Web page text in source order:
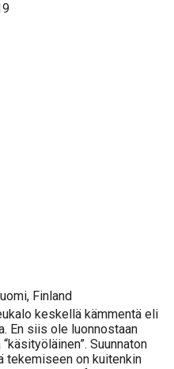
Finland
keskellä kämmentä eli
En siis ole luonnostaan
Suunnaton
tekemiseen on kuitenkin